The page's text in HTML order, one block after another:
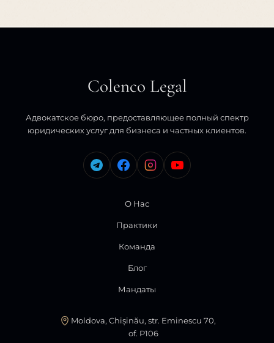
Colenco Legal
Адвокатское бюро, предоставляющее полный спектр
юридических услуг для бизнеса и частных клиентов.
О Нас
Практики
Команда
Блог
Мандаты
Moldova, Chișinău, str. Eminescu 70,
of. P106